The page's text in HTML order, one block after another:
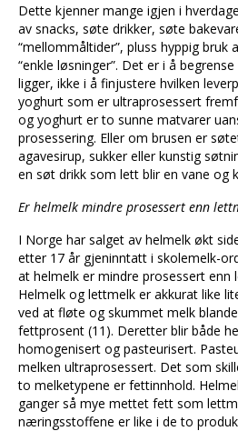
Dette kjenner mange igjen i
av snacks, søte drikker, søte
“mellommåltider”, pluss hyppig bruk
“enkle løsninger”. Det er i å
ligger, ikke i å finjustere hvilken
yoghurt som er ultraprosessert
og yoghurt er to sunne matvarer
prosessering. Eller om brusen er
agavesirup, sukker eller kunstig
en søt drikk som lett blir en vane og
Er helmelk mindre prosessert enn
I Norge har salget av helmelk økt
etter 17 år gjeninntatt i skolemelk-
at helmelk er mindre prosessert enn
Helmelk og lettmelk er akkurat like
ved at fløte og skummet melk
fettprosent (11). Deretter blir både
homogenisert og pasteurisert.
melken ultraprosessert. Det som
to melketypene er fettinnhold.
ganger så mye mettet fett som
næringsstoffene er like i de to